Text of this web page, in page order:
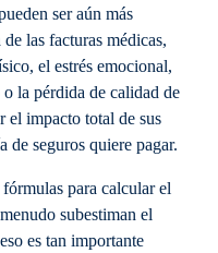
ser aún más
las facturas médicas,
el estrés emocional,
la pérdida de calidad de
el impacto total de sus
de seguros quiere pagar.
para calcular el
subestiman el
es tan importante